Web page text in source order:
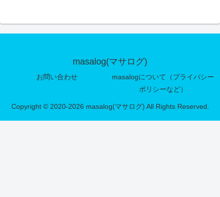
masalog(マサログ)
お問い合わせ
masalogについて（プライバシー
ポリシーなど）
Copyright © 2020-2026 masalog(マサログ) All Rights Reserved.